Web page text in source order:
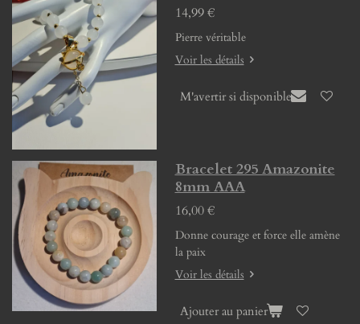
14,99 €
Pierre véritable
Voir les détails
M'avertir si disponible
Bracelet 295 Amazonite
8mm AAA
16,00 €
Donne courage et force elle amène
la paix
Voir les détails
Ajouter au panier